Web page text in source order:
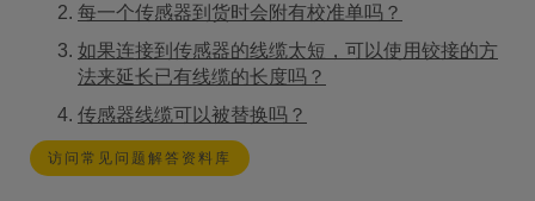
每一个传感器到货时会附有校准单吗？
如果连接到传感器的线缆太短，可以使用铰接的方
法来延长已有线缆的长度吗？
传感器线缆可以被替换吗？
访问常见问题解答资料库